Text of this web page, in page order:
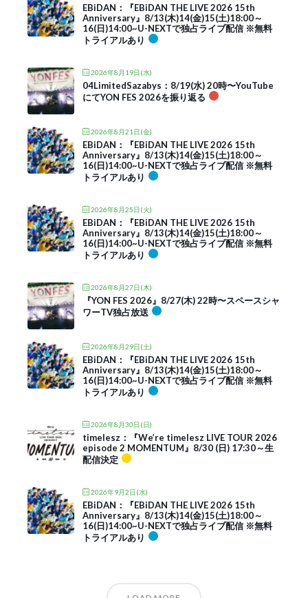
EBiDAN：『EBiDAN THE LIVE 2026 15th
Anniversary』8/13(木)14(金)15(土)18:00～
16(日)14:00~U-NEXTで独占ライブ配信 ※無料
トライアルあり
2026年8月19日(水)
04LimitedSazabys：8/19(水) 20時〜YouTube
にてYON FES 2026を振り返る
2026年8月21日(金)
EBiDAN：『EBiDAN THE LIVE 2026 15th
Anniversary』8/13(木)14(金)15(土)18:00～
16(日)14:00~U-NEXTで独占ライブ配信 ※無料
トライアルあり
2026年8月25日(火)
EBiDAN：『EBiDAN THE LIVE 2026 15th
Anniversary』8/13(木)14(金)15(土)18:00～
16(日)14:00~U-NEXTで独占ライブ配信 ※無料
トライアルあり
2026年8月27日(木)
『YON FES 2026』8/27(木) 22時〜スペースシャ
ワーTV独占放送
2026年8月29日(土)
EBiDAN：『EBiDAN THE LIVE 2026 15th
Anniversary』8/13(木)14(金)15(土)18:00～
16(日)14:00~U-NEXTで独占ライブ配信 ※無料
トライアルあり
2026年8月30日(日)
timelesz：『We’re timelesz LIVE TOUR 2026
episode 2 MOMENTUM』8/30 (日) 17:30～生
配信決定
2026年9月2日(水)
EBiDAN：『EBiDAN THE LIVE 2026 15th
Anniversary』8/13(木)14(金)15(土)18:00～
16(日)14:00~U-NEXTで独占ライブ配信 ※無料
トライアルあり